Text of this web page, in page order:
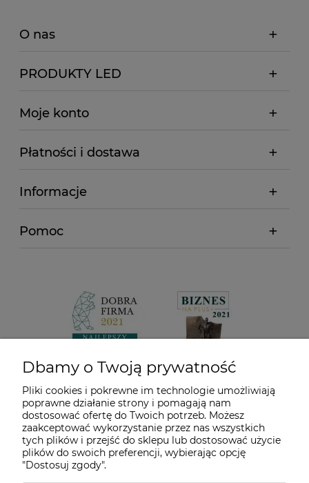
O nas
PRODUKTY LED
Moje konto
Płatności i dostawa
Informacje
Pomoc
Dbamy o Twoją prywatność
Pliki cookies i pokrewne im technologie umożliwiają
poprawne działanie strony i pomagają nam
dostosować ofertę do Twoich potrzeb. Możesz
zaakceptować wykorzystanie przez nas wszystkich
tych plików i przejść do sklepu lub dostosować użycie
plików do swoich preferencji, wybierając opcję
"Dostosuj zgody".